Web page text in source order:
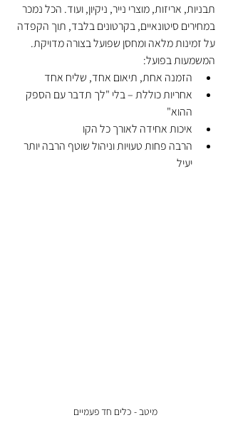
תבניות, אריזות, מוצרי נייר, ניקיון, ועוד. הכל נמכר
במחירים סיטונאיים, בקרטונים בלבד, תוך הקפדה
על זמינות מלאה ומחסן שפועל בצורה מדויקת.
המשמעות בפועל:
הזמנה אחת, תיאום אחד, שליח אחד
אחריות כוללת – בלי "לך תדבר עם הספק
ההוא"
איכות אחידה לאורך כל הקו
הרבה פחות טעויות וניהול שוטף הרבה יותר
יעיל
מיטב - כלים חד פעמיים